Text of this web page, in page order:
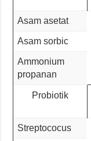
Asam asetat
Asam sorbic
Ammonium
propanan
Probiotik
Streptococus